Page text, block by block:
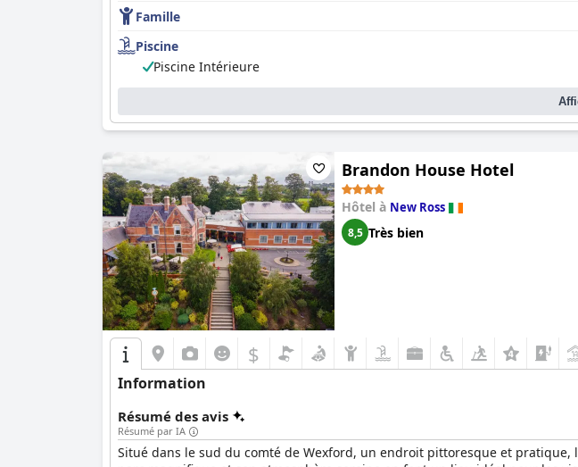
Famille
Piscine
Piscine Intérieure
Brandon House Hotel
Hôtel à New Ross
8,5 Très bien
$
Information
Résumé des avis
Résumé par IA
Situé dans le sud du comté de Wexford, un endroit pittoresque et pratique,